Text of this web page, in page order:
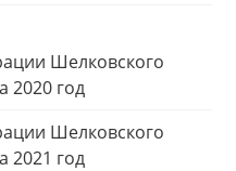
Шелковского
2020 год
Шелковского
2021 год